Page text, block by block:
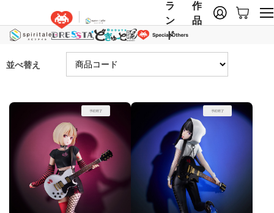
ラ
ン
ド
作
品
並べ替え